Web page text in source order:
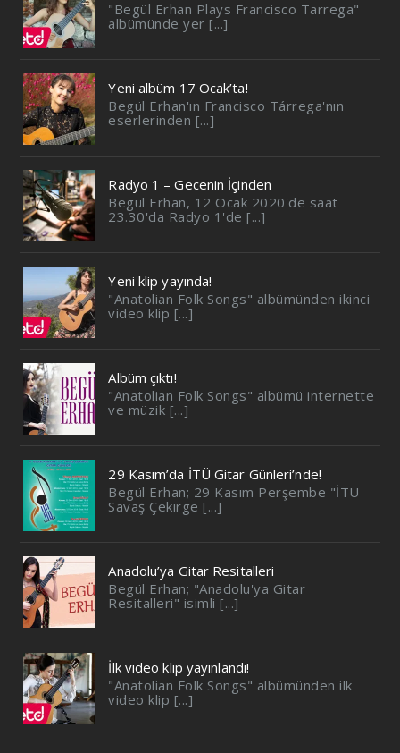
"Begül Erhan Plays Francisco Tarrega"
albümünde yer [...]
Yeni albüm 17 Ocak’ta!
Begül Erhan'ın Francisco Tárrega'nın
eserlerinden [...]
Radyo 1 – Gecenin İçinden
Begül Erhan, 12 Ocak 2020'de saat
23.30'da Radyo 1'de [...]
Yeni klip yayında!
"Anatolian Folk Songs" albümünden ikinci
video klip [...]
Albüm çıktı!
"Anatolian Folk Songs" albümü internette
ve müzik [...]
29 Kasım’da İTÜ Gitar Günleri’nde!
Begül Erhan; 29 Kasım Perşembe "İTÜ
Savaş Çekirge [...]
Anadolu’ya Gitar Resitalleri
Begül Erhan; "Anadolu'ya Gitar
Resitalleri" isimli [...]
İlk video klip yayınlandı!
"Anatolian Folk Songs" albümünden ilk
video klip [...]